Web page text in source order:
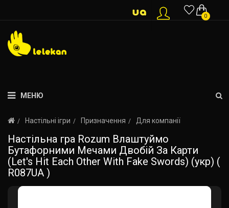
0
МЕНЮ
Настільні ігри Призначення Для компанії
Настільна гра Rozum Влаштуймо
Бутафорними Мечами Двобій За Карти
(Let's Hit Each Other With Fake Swords) (укр) (
R087UA )